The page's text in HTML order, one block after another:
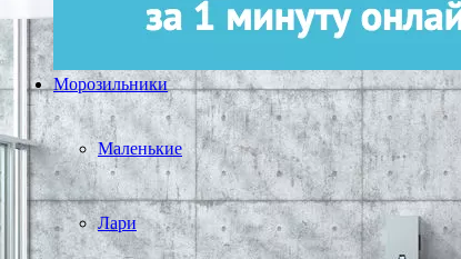
Морозильники
Маленькие
Лари